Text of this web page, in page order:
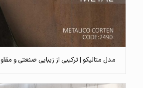
مدل متالیکو | ترکیبی از زیبایی صنعتی و